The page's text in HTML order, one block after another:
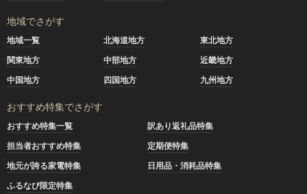
地域でさがす
地域一覧 北海道地方
東北地方
関東地方
中部地方
近畿地方
中国地方
四国地方 九州地方
おすすめ特集でさがす
おすすめ特集一覧
訳あり返礼品特集
担当者おすすめ特集
定期便特集
地元が誇る家電特集
日用品・消耗品特集
ふるなび限定特集